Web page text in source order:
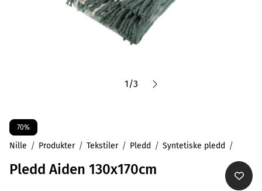
1/3
70%
Nille Produkter Tekstiler Pledd Syntetiske pledd
Pledd Aiden 130x170cm